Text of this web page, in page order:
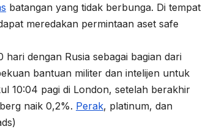
batangan yang tidak berbunga. Di tempat
meredakan permintaan aset safe
dengan Rusia sebagai bagian dari
bantuan militer dan intelijen untuk
10:04 pagi di London, setelah berakhir
naik 0,2%. Perak, platinum, dan